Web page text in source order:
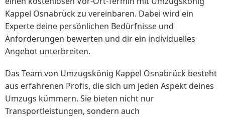
Kappel Osnabrück zu vereinbaren. Dabei wird ein
Experte deine persönlichen Bedürfnisse und
Anforderungen bewerten und dir ein individuelles
Angebot unterbreiten.
Das Team von Umzugskönig Kappel Osnabrück besteht
aus erfahrenen Profis, die sich um jeden Aspekt deines
Umzugs kümmern. Sie bieten nicht nur
Transportleistungen, sondern auch